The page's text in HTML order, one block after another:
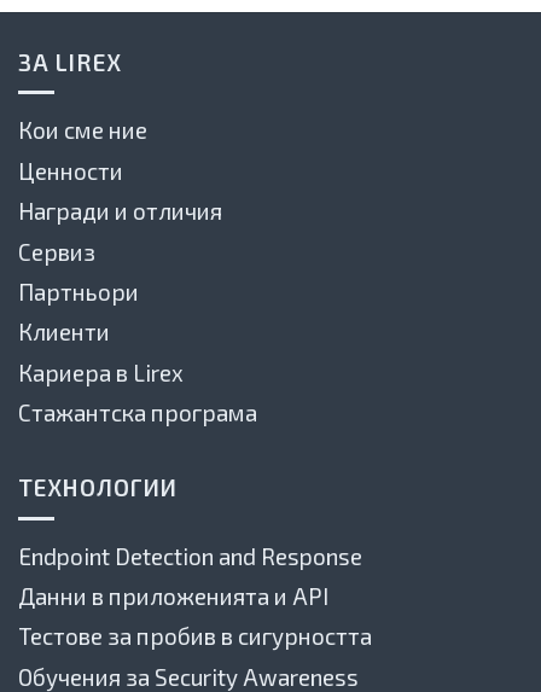
ЗА LIREX
Кои сме ние
Ценности
Награди и отличия
Сервиз
Партньори
Клиенти
Кариера в Lirex
Стажантска програма
ТЕХНОЛОГИИ
Endpoint Detection and Response
Данни в приложенията и API
Тестове за пробив в сигурността
Обучения за Security Awareness